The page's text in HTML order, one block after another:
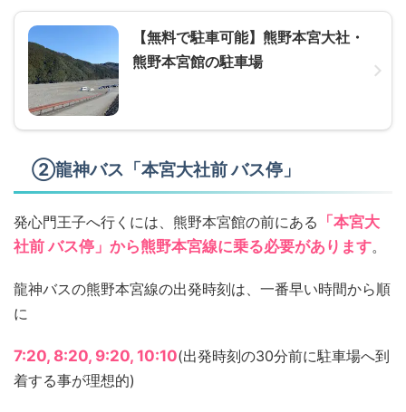
【無料で駐車可能】熊野本宮大社・
熊野本宮館の駐車場
②龍神バス「本宮大社前 バス停」
発心門王子へ行くには、熊野本宮館の前にある 「本宮大
社前 バス停」から熊野本宮線に乗る必要があります。
龍神バスの熊野本宮線の出発時刻は、一番早い時間から順
に
7:20, 8:20, 9:20, 10:10(出発時刻の30分前に駐車場へ到
着する事が理想的)